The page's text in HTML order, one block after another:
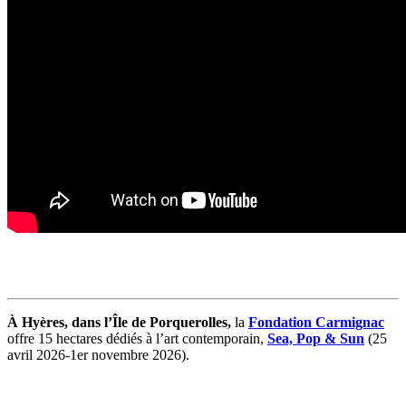
À Hyères, dans l’Île de Porquerolles, la Fondation Carmignac
offre 15 hectares dédiés à l’art contemporain, Sea, Pop & Sun (25
avril 2026-1er novembre 2026).